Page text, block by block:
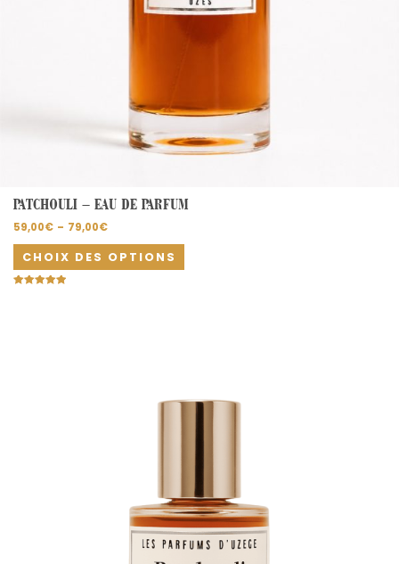
PATCHOULI – EAU DE PARFUM
59,00€ – 79,00€
CHOIX DES OPTIONS
page
produit